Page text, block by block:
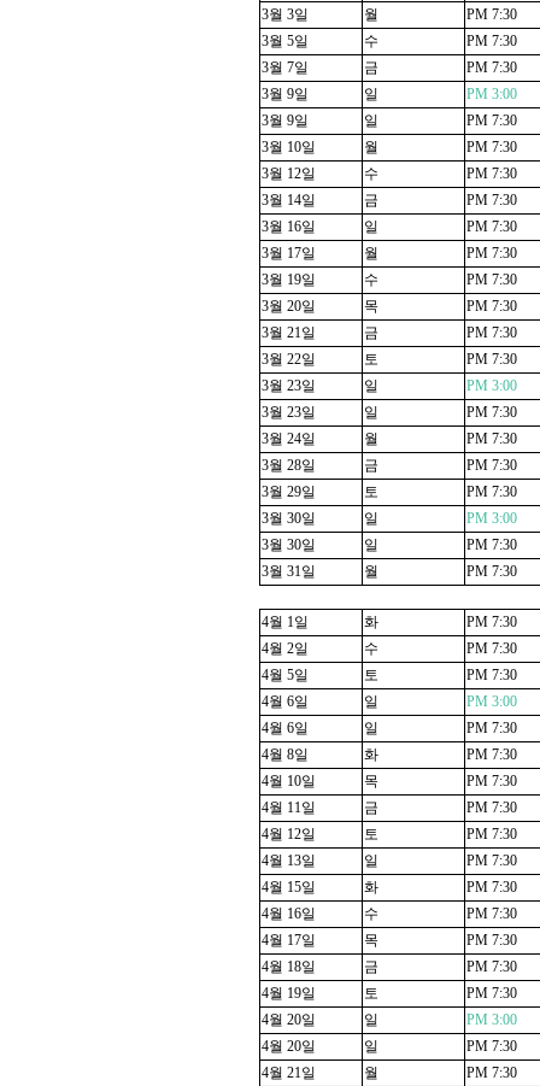
3월 3일 월
PM 7:30
3월 5일 수
PM 7:30
3월 7일 금
PM 7:30
3월 9일 일
PM 3:00
3월 9일 일
PM 7:30
3월 10일 월
PM 7:30
3월 12일 수
PM 7:30
3월 14일 금
PM 7:30
3월 16일 일
PM 7:30
3월 17일 월
PM 7:30
3월 19일 수
PM 7:30
3월 20일 목
PM 7:30
3월 21일 금
PM 7:30
3월 22일 토
PM 7:30
3월 23일 일
PM 3:00
3월 23일 일
PM 7:30
3월 24일 월
PM 7:30
3월 28일 금
PM 7:30
3월 29일 토
PM 7:30
3월 30일 일
PM 3:00
3월 30일 일
PM 7:30
3월 31일 월 PM 7:30
4월 1일 화
PM 7:30
4월 2일 수
PM 7:30
4월 5일 토
PM 7:30
4월 6일 일
PM 3:00
4월 6일 일
PM 7:30
4월 8일 화
PM 7:30
4월 10일 목
PM 7:30
4월 11일 금
PM 7:30
4월 12일 토
PM 7:30
4월 13일 일
PM 7:30
4월 15일 화
PM 7:30
4월 16일 수
PM 7:30
4월 17일 목
PM 7:30
4월 18일 금
PM 7:30
4월 19일 토
PM 7:30
4월 20일 일
PM 3:00
4월 20일 일
PM 7:30
4월 21일 월
PM 7:30